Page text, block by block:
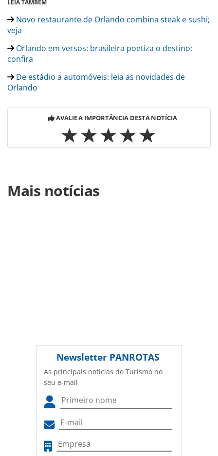
LEIA TAMBÉM
Novo restaurante de Orlando combina steak e sushi;
veja
Orlando em versos: brasileira poetiza o destino;
confira
De estádio a automóveis: leia as novidades de
Orlando
AVALIE A IMPORTÂNCIA DESTA NOTÍCIA
https://www.panrotas.com.br/noticia-
turismo/destinos/2016/12/tenis-pode-ser-novo-atrativo-
Mais notícias
Newsletter PANROTAS
As principais notícias do Turismo no
seu e-mail